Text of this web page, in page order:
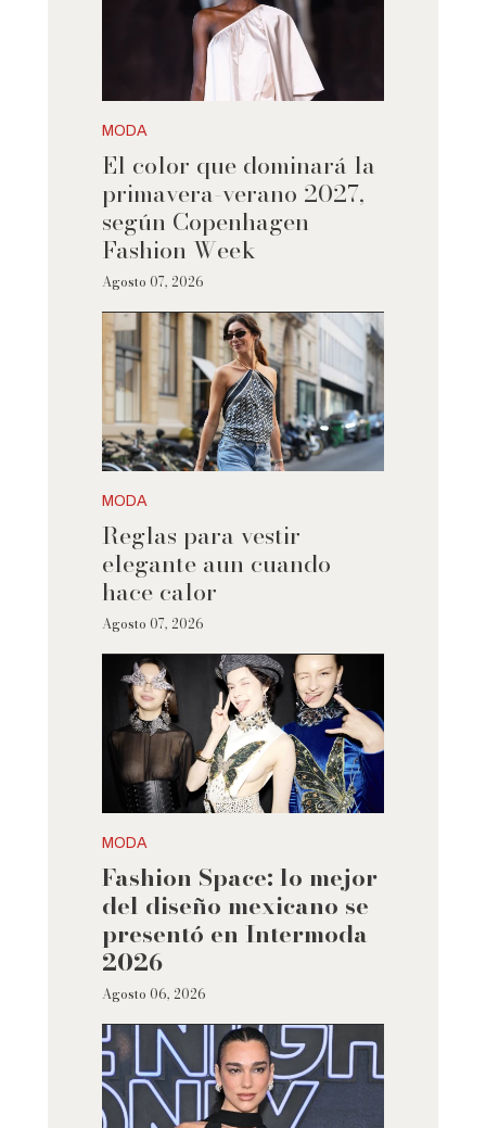
MODA
El color que dominará la
primavera-verano 2027,
según Copenhagen
Fashion Week
Agosto 07, 2026
MODA
Reglas para vestir
elegante aun cuando
hace calor
Agosto 07, 2026
MODA
Fashion Space: lo mejor
del diseño mexicano se
presentó en Intermoda
2026
Agosto 06, 2026